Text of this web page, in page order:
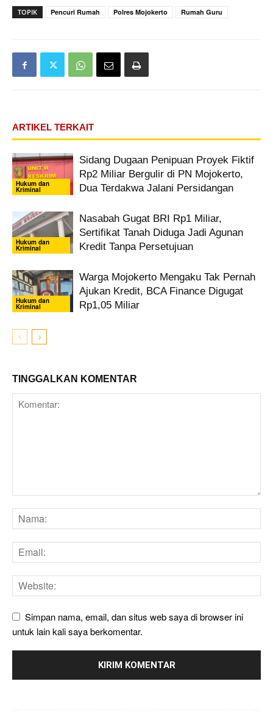
TOPIK Pencuri Rumah Polres Mojokerto Rumah Guru
ARTIKEL TERKAIT
Hukum dan
Kriminal
Sidang Dugaan Penipuan Proyek Fiktif
Rp2 Miliar Bergulir di PN Mojokerto,
Dua Terdakwa Jalani Persidangan
Hukum dan
Kriminal
Nasabah Gugat BRI Rp1 Miliar,
Sertifikat Tanah Diduga Jadi Agunan
Kredit Tanpa Persetujuan
Hukum dan
Kriminal
Warga Mojokerto Mengaku Tak Pernah
Ajukan Kredit, BCA Finance Digugat
Rp1,05 Miliar
TINGGALKAN KOMENTAR
Simpan nama, email, dan situs web saya di browser ini
untuk lain kali saya berkomentar.